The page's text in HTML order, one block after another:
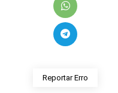
Reportar Erro